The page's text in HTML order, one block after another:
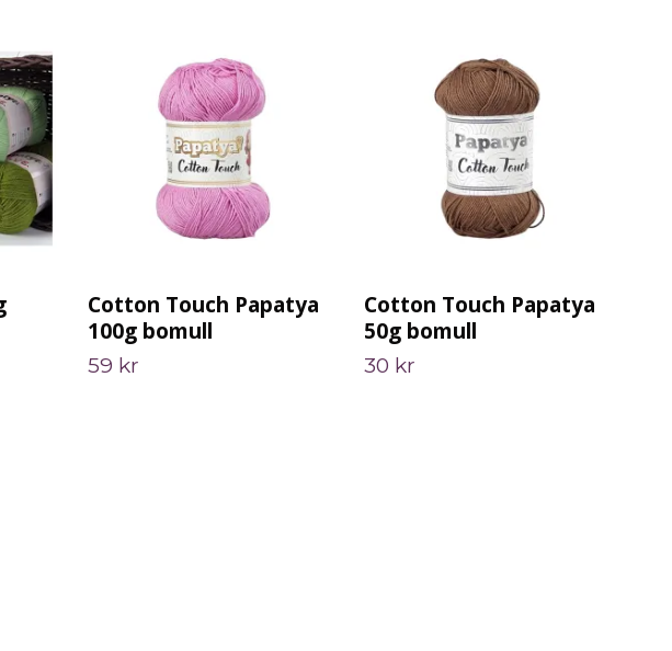
Cotton Touch Papatya
100g bomull
59 kr
Cotton Touch Papatya
50g bomull
30 kr